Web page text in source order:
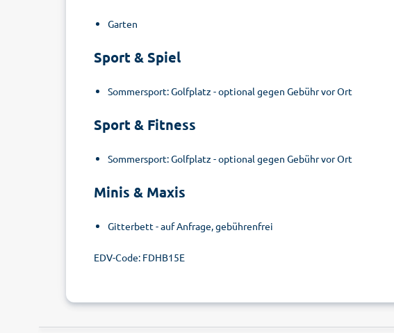
Garten
Sport & Spiel
Sommersport: Golfplatz - optional gegen Gebühr vor Ort
Sport & Fitness
Sommersport: Golfplatz - optional gegen Gebühr vor Ort
Minis & Maxis
Gitterbett - auf Anfrage, gebührenfrei
EDV-Code: FDHB15E